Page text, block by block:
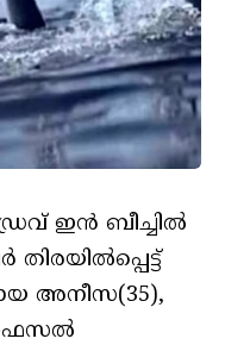
ഇന്‍ ബീച്ചില്‍
അനീസ(35),
ഫൈസല്‍